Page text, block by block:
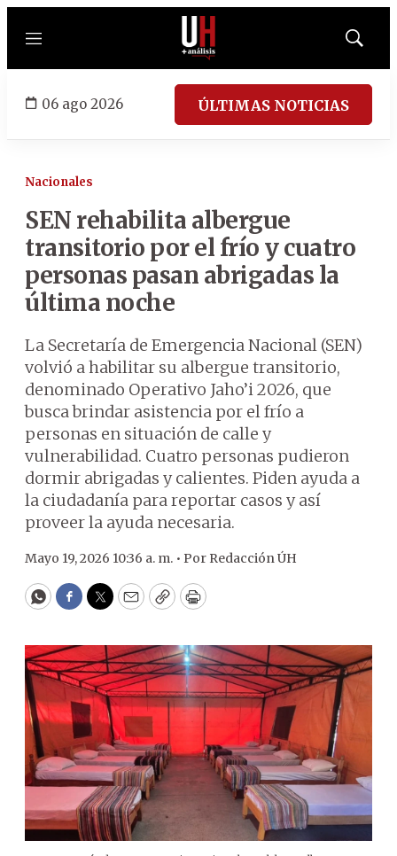
Menú
Mostrar
06 ago 2026 ÚLTIMAS NOTICIAS
Nacionales
SEN rehabilita albergue
transitorio por el frío y cuatro
personas pasan abrigadas la
última noche
La Secretaría de Emergencia Nacional (SEN)
volvió a habilitar su albergue transitorio,
denominado Operativo Jaho’i 2026, que
busca brindar asistencia por el frío a
personas en situación de calle y
vulnerabilidad. Cuatro personas pudieron
dormir abrigadas y calientes. Piden ayuda a
la ciudadanía para reportar casos y así
proveer la ayuda necesaria.
Mayo 19, 2026 10:36 a. m. • Por Redacción ÚH
WhatsApp
Facebook
Twitter
EmailCopyPrint